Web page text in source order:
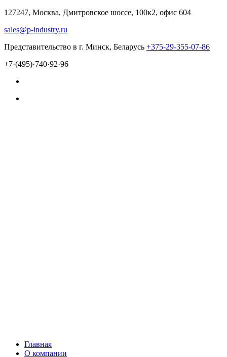
127247, Москва, Дмитровское шоссе, 100к2, офис 604
sales@p-industry.ru
Представительство в г. Минск, Беларусь +375-29-355-07-86
+7·(495)·740·92·96
Главная
О компании